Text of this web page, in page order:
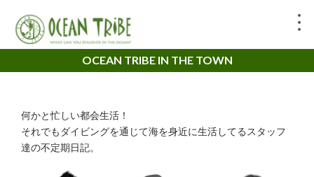
OCEAN TRIBE IN THE TOWN
何かと忙しい都会生活！
それでもダイビングを通じて海を身近に生活してるスタッフ
達の不定期日記。